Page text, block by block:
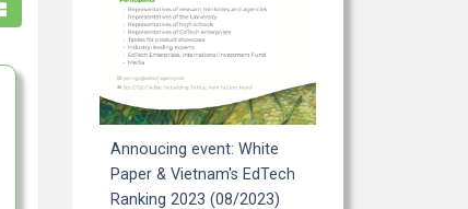
Annoucing event: White
Paper & Vietnam's EdTech
Ranking 2023 (08/2023)